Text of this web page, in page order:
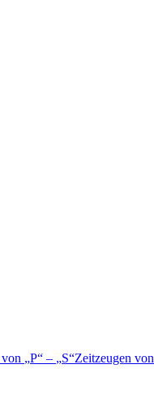
P – S Zeitzeugen von